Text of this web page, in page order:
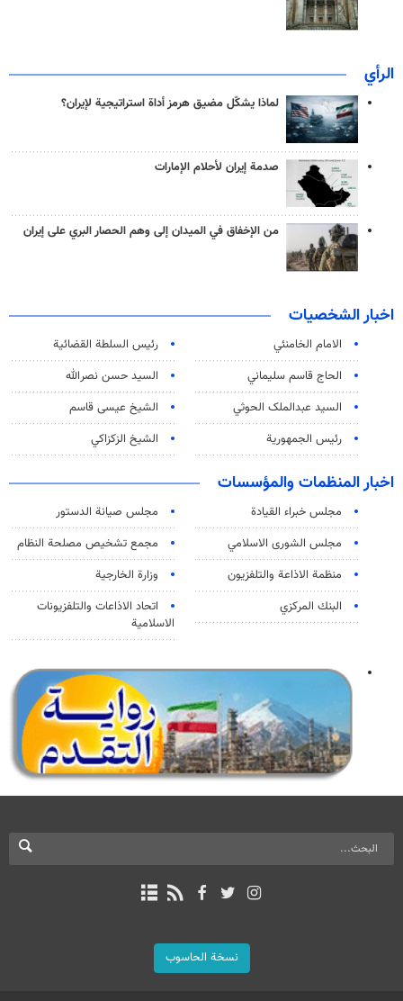
الرأي
لماذا يشكّل مضيق هرمز أداة استراتيجية لإيران؟
صدمة إيران لأحلام الإمارات
من الإخفاق في الميدان إلى وهم الحصار البري على إيران
اخبار الشخصيات
الامام الخامنئي
رئیس السلطة القضائیة
الحاج قاسم سليماني
السيد حسن نصرالله
السید عبدالملک الحوثي
الشيخ عيسى قاسم
رئيس الجمهورية
الشيخ الزكزاكي
اخبار المنظمات والمؤسسات
مجلس خبراء القيادة
مجلس صيانة الدستور
مجلس الشورى الاسلامي
مجمع تشخيص مصلحة النظام
منظمة الاذاعة والتلفزیون
وزارة الخارجية
البنك المركزي
اتحاد الاذاعات والتلفزيونات
الاسلامية
نسخة الحاسوب